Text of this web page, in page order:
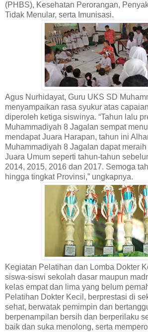
(PHBS), Kesehatan Perorangan,
Tidak Menular, serta Imunisasi.
Agus Nurhidayat, Guru UKS SD
menyampaikan rasa syukur atas
diperoleh ketiga siswinya. “Tahun lalu
Muhammadiyah 8 Jagalan sempat
mendapat Juara Harapan, tahun ini
Muhammadiyah 8 Jagalan dapat
Juara Umum seperti tahun-tahun
2014, 2015, 2016 dan 2017. Semoga
hingga tingkat Provinsi,” ungkapnya.
Kegiatan Pelatihan dan Lomba Dokter
siswa-siswi sekolah dasar maupun
kelas empat dan lima yang belum
Pelatihan Dokter Kecil, berprestasi di
sehat, berwatak pemimpin dan
berpenampilan bersih dan berperilaku
baik dan suka menolong, serta